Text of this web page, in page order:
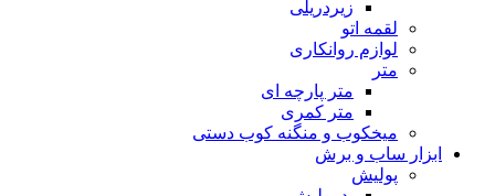
زیردریلی
لقمه اتو
لوازم روانکاری
متر
متر پارچه ای
متر کمری
میخکوب و منگنه کوب دستی
ابزار ساب و برش
پولیش